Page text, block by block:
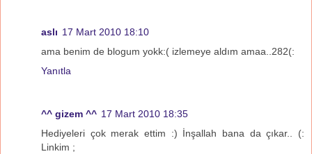
aslı 17 Mart 2010 18:10
ama benim de blogum yokk:( izlemeye aldım amaa..282(:
Yanıtla
^^ gizem ^^ 17 Mart 2010 18:35
Hediyeleri çok merak ettim :) İnşallah bana da çıkar.. (:
Linkim ;